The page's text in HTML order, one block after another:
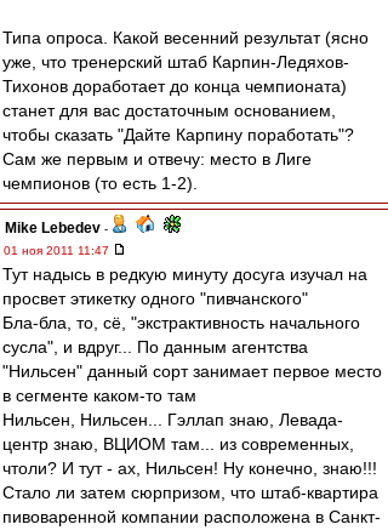
Типа опроса. Какой весенний результат (ясно
уже, что тренерский штаб Карпин-Ледяхов-
Тихонов доработает до конца чемпионата)
станет для вас достаточным основанием,
чтобы сказать "Дайте Карпину поработать"?
Сам же первым и отвечу: место в Лиге
чемпионов (то есть 1-2).
Mike Lebedev -
01 ноя 2011 11:47
Тут надысь в редкую минуту досуга изучал на
просвет этикетку одного "пивчанского"
Бла-бла, то, сё, "экстрактивность начального
сусла", и вдруг... По данным агентства
"Нильсен" данный сорт занимает первое место
в сегменте каком-то там
Нильсен, Нильсен... Гэллап знаю, Левада-
центр знаю, ВЦИОМ там... из современных,
чтоли? И тут - ах, Нильсен! Ну конечно, знаю!!!
Стало ли затем сюрпризом, что штаб-квартира
пивоваренной компании расположена в Санкт-